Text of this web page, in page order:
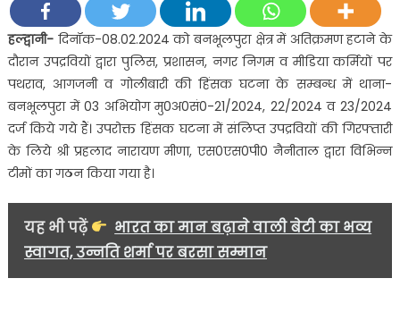
दंगाईयों
पर
लगातार
कार्यवाही
जारी,06
उपद्रवी
गिरफ्तार,
74
हल्द्वानी-दिनॉक-08.02.2024 को बनभूलपुरा क्षेत्र में अतिक्रमण हटाने के
दौरान उपद्रवियों द्वारा पुलिस, प्रशासन, नगर निगम व मीडिया कर्मियों पर
पथराव, आगजनी व गोलीबारी की हिंसक घटना के सम्बन्ध में थाना-
बनभूलपुरा में 03 अभियोग मु0अ0सं0-21/2024, 22/2024 व 23/2024
दर्ज किये गये हैं। उपरोक्त हिंसक घटना में संलिप्त उपद्रवियों की गिरफ्तारी
के लिये श्री प्रहलाद नारायण मीणा, एस0एस0पी0 नैनीताल द्वारा विभिन्न
टीमों का गठन किया गया है।
यह भी पढ़ें
भारत का मान बढ़ाने वाली बेटी का भव्य
स्वागत, उन्नति शर्मा पर बरसा सम्मान